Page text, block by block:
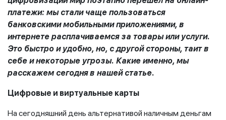
платежи: мы стали чаще пользоваться
банковскимимобильнымиприложениями, в
интернете расплачиваемсяза товары илиуслуги.
Это быстро и удобно, но, с другой стороны, таит в
себе и некоторые угрозы. Какие именно, мы
расскажем сегодня в нашей статье.
Цифровые и виртуальные карты
На сегодняшний день альтернативой наличным деньгам